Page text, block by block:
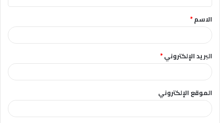
ق
*الاسم*
البريد الإلكتروني*
الموقع الإلكتروني